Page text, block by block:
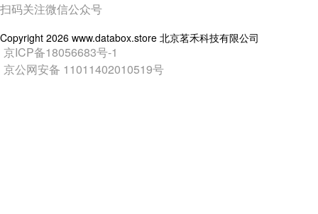
扫码关注微信公众号
Copyright 2026 www.databox.store 北京茗禾科技有限公司
京ICP备18056683号-1
京公网安备 11011402010519号